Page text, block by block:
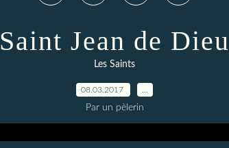
Saint Jean de Dieu
Les Saints
08.03.2017
Par un pèlerin